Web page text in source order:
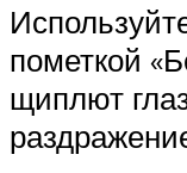
пометкой
щиплют